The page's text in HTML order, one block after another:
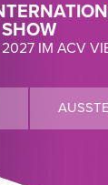
SHOW
IM ACV